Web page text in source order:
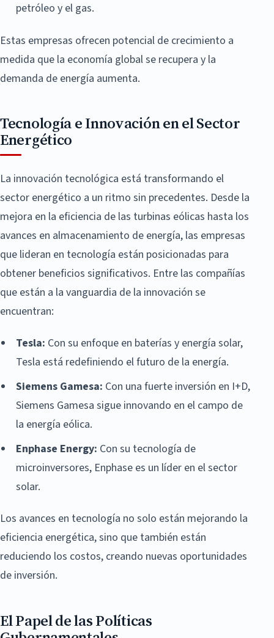
petróleo y el gas.
Estas empresas ofrecen potencial de crecimiento a
medida que la economía global se recupera y la
demanda de energía aumenta.
Tecnología e Innovación en el Sector
Energético
La innovación tecnológica está transformando el
sector energético a un ritmo sin precedentes. Desde la
mejora en la eficiencia de las turbinas eólicas hasta los
avances en almacenamiento de energía, las empresas
que lideran en tecnología están posicionadas para
obtener beneficios significativos. Entre las compañías
que están a la vanguardia de la innovación se
encuentran:
Tesla: Con su enfoque en baterías y energía solar,
Tesla está redefiniendo el futuro de la energía.
Siemens Gamesa: Con una fuerte inversión en I+D,
Siemens Gamesa sigue innovando en el campo de
la energía eólica.
Enphase Energy: Con su tecnología de
microinversores, Enphase es un líder en el sector
solar.
Los avances en tecnología no solo están mejorando la
eficiencia energética, sino que también están
reduciendo los costos, creando nuevas oportunidades
de inversión.
El Papel de las Políticas